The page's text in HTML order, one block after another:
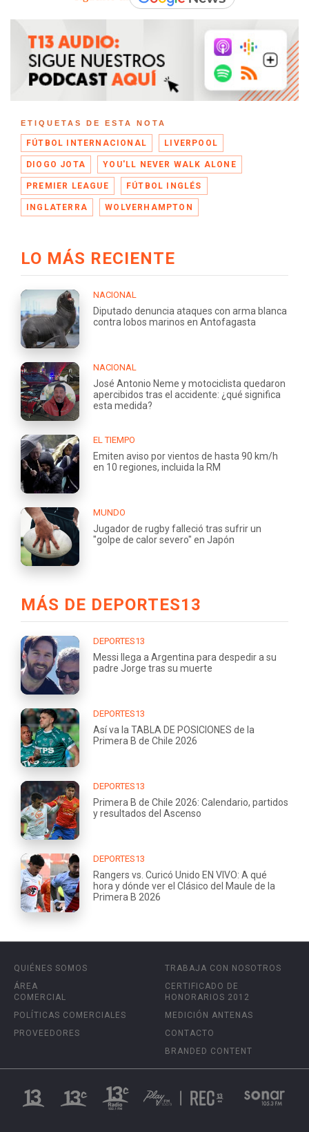
ETIQUETAS DE ESTA NOTA
FÚTBOL INTERNACIONAL LIVERPOOL
DIOGO JOTA YOU'LL NEVER WALK ALONE
PREMIER LEAGUE FÚTBOL INGLÉS
INGLATERRA WOLVERHAMPTON
LO MÁS RECIENTE
NACIONAL
Diputado denuncia ataques con arma blanca
contra lobos marinos en Antofagasta
NACIONAL
José Antonio Neme y motociclista quedaron
apercibidos tras el accidente: ¿qué significa
esta medida?
EL TIEMPO
Emiten aviso por vientos de hasta 90 km/h
en 10 regiones, incluida la RM
MUNDO
Jugador de rugby falleció tras sufrir un
"golpe de calor severo" en Japón
MÁS DE DEPORTES13
DEPORTES13
Messi llega a Argentina para despedir a su
padre Jorge tras su muerte
DEPORTES13
Así va la TABLA DE POSICIONES de la
Primera B de Chile 2026
DEPORTES13
Primera B de Chile 2026: Calendario, partidos
y resultados del Ascenso
DEPORTES13
Rangers vs. Curicó Unido EN VIVO: A qué
hora y dónde ver el Clásico del Maule de la
Primera B 2026
QUIÉNES SOMOS
ÁREA
COMERCIAL
POLÍTICAS COMERCIALES
PROVEEDORES
TRABAJA CON NOSOTROS
CERTIFICADO DE
HONORARIOS 2012
MEDICIÓN ANTENAS
CONTACTO
BRANDED CONTENT